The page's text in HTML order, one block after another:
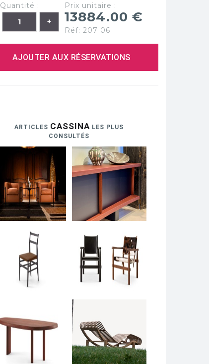
Quantité : Prix unitaire :
13884.00 €
Réf: 207 06
AJOUTER AUX RÉSERVATIONS
ARTICLES CASSINA LES PLUS
CONSULTÉS